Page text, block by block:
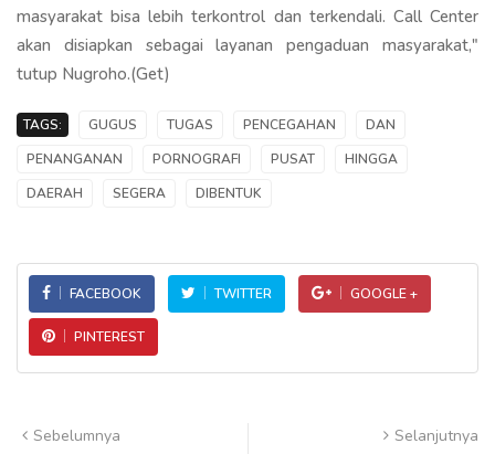
masyarakat bisa lebih terkontrol dan terkendali. Call Center
akan disiapkan sebagai layanan pengaduan masyarakat,"
tutup Nugroho.(Get)
TAGS: GUGUS TUGAS PENCEGAHAN
DAN
PENANGANAN
PORNOGRAFI PUSAT
HINGGA
DAERAH
SEGERA DIBENTUK
FACEBOOK TWITTER GOOGLE +
PINTEREST
Sebelumnya Selanjutnya